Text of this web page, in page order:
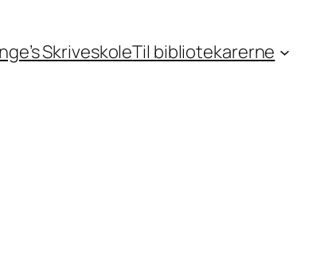
SkriveskoleTil bibliotekarerne